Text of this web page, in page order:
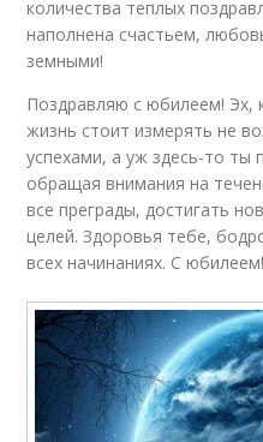
количества теплых
наполнена счастьем,
земными!
Поздравляю с юбилеем! Эх,
жизнь стоит измерять не
успехами, а уж здесь-то ты
обращая внимания на
все преграды, достигать
целей. Здоровья тебе,
всех начинаниях. С юбилеем!